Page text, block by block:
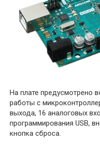
На плате предусмотрено
работы с
выхода, 16 аналоговых
программирования USB,
кнопка сброса.